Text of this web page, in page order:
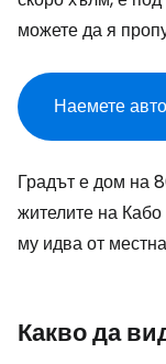
можете да я
Наемете
Градът е дом на
жителите на
му идва от
Какво да